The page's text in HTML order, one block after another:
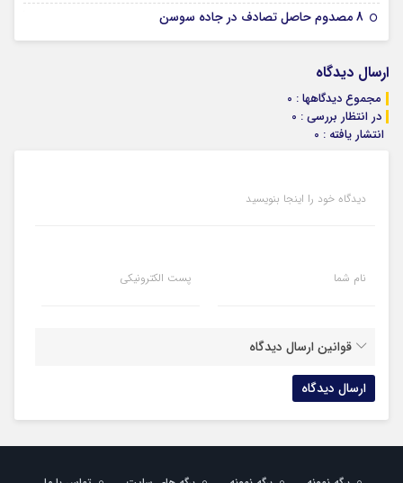
8 مصدوم حاصل تصادف در جاده سوسن
ارسال دیدگاه
مجموع دیدگاهها : 0
در انتظار بررسی : 0
انتشار یافته : 0
دیدگاه خود را اینجا بنویسید
نام شما پست الکترونیکی
قوانین ارسال دیدگاه